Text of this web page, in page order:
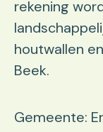
rekening
houtwallen
Beek.
Gemeente: